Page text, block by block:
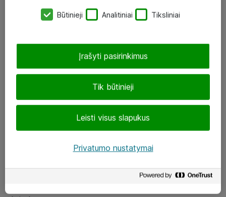
eShop@atea.lt
LinkedIn
Būtinieji Analitiniai Tiksliniai
Tik būtinieji
Leisti visus slapukus
Įrašyti pasirinkimus
Privatumo nustatymai